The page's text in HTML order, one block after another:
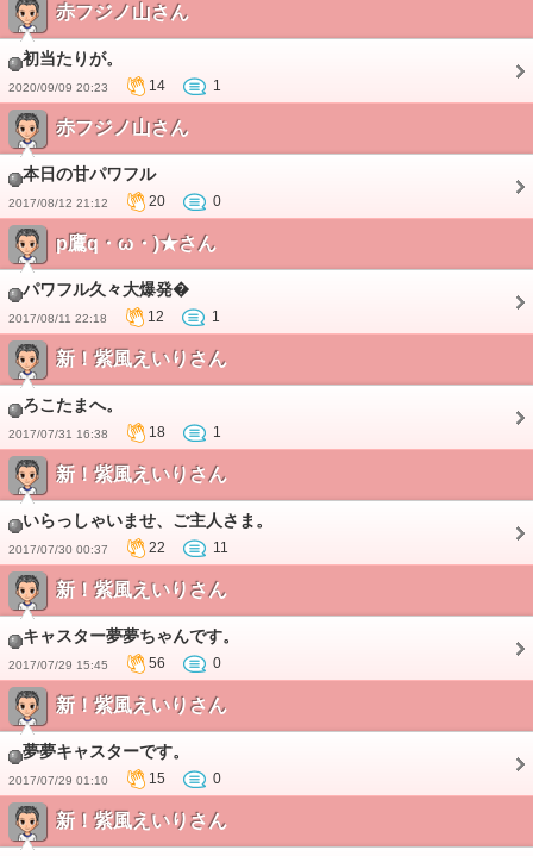
赤フジノ山さん
初当たりが。
2020/09/09 20:23 14 1
赤フジノ山さん
本日の甘パワフル
2017/08/12 21:12 20 0
p鷹q・ω・)★さん
パワフル久々大爆発�
2017/08/11 22:18 12 1
新！紫風えいりさん
ろこたまへ。
2017/07/31 16:38 18 1
新！紫風えいりさん
いらっしゃいませ、ご主人さま。
2017/07/30 00:37 22 11
新！紫風えいりさん
キャスター夢夢ちゃんです。
2017/07/29 15:45 56 0
新！紫風えいりさん
夢夢キャスターです。
2017/07/29 01:10 15 0
新！紫風えいりさん